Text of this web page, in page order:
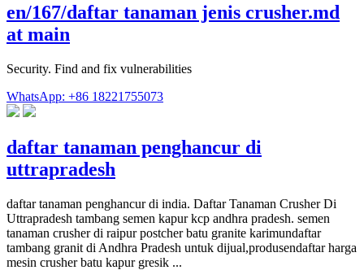
en/167/daftar tanaman jenis crusher.md
at main
Security. Find and fix vulnerabilities
WhatsApp: +86 18221755073
daftar tanaman penghancur di
uttrapradesh
daftar tanaman penghancur di india. Daftar Tanaman Crusher Di
Uttrapradesh tambang semen kapur kcp andhra pradesh. semen
tanaman crusher di raipur postcher batu granite karimundaftar
tambang granit di Andhra Pradesh untuk dijual,produsendaftar harga
mesin crusher batu kapur gresik ...